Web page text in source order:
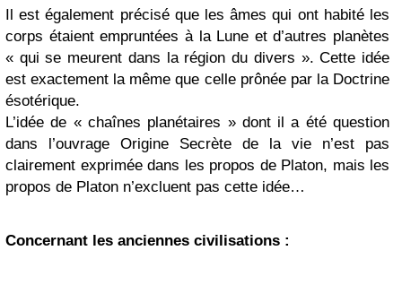
Il est également précisé que les âmes qui ont habité les
corps étaient empruntées à la Lune et d’autres planètes
« qui se meurent dans la région du divers ». Cette idée
est exactement la même que celle prônée par la Doctrine
ésotérique.
L’idée de « chaînes planétaires » dont il a été question
dans l’ouvrage Origine Secrète de la vie n’est pas
clairement exprimée dans les propos de Platon, mais les
propos de Platon n’excluent pas cette idée…
Concernant les anciennes civilisations :